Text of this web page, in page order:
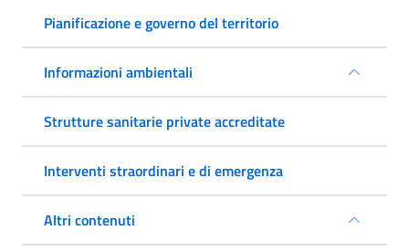
Pianificazione e governo del territorio
Informazioni ambientali
Strutture sanitarie private accreditate
Interventi straordinari e di emergenza
Altri contenuti